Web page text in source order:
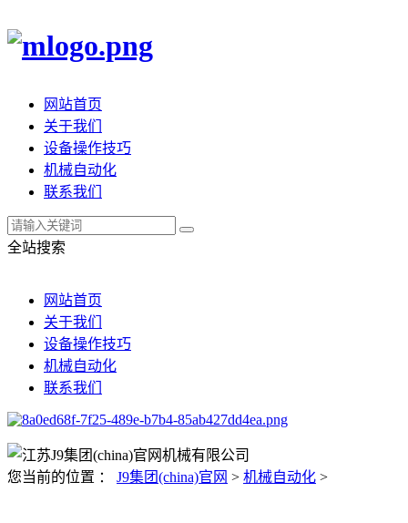
网站首页
关于我们
设备操作技巧
机械自动化
联系我们
全站搜索
网站首页
关于我们
设备操作技巧
机械自动化
联系我们
您当前的位置 ： J9集团(china)官网 > 机械自动化 >